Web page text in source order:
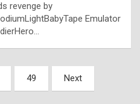
l
e
x
a
revenge by
Emulator
49 Next